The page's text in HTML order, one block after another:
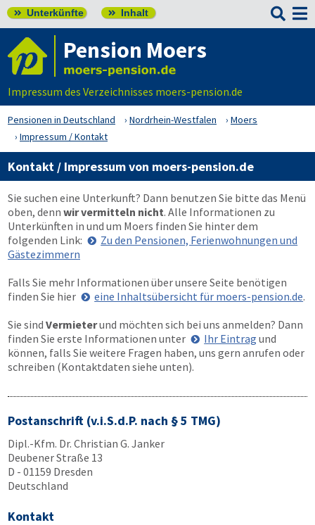
 Unterkünfte  Inhalt 
Pension Moers
Impressum des Verzeichnisses moers-pension.de
Pensionen in Deutschland Nordrhein-Westfalen
Moers
Impressum / Kontakt
Kontakt / Impressum von moers-pension.de
Sie suchen eine Unterkunft? Dann benutzen Sie bitte das Menü
oben, denn wir vermitteln nicht. Alle Informationen zu
Unterkünften in und um Moers finden Sie hinter dem
folgenden Link:
Zu den Pensionen, Ferienwohnungen und
Gästezimmern
Falls Sie mehr Informationen über unsere Seite benötigen
finden Sie hier
eine Inhaltsübersicht für moers-pension.de.
Sie sind Vermieterund möchten sich bei uns anmelden? Dann
finden Sie erste Informationen unter
Ihr Eintrag und
können, falls Sie weitere Fragen haben, uns gern anrufen oder
schreiben (Kontaktdaten siehe unten).
Postanschrift (v.i.S.d.P. nach § 5 TMG)
Dipl.-Kfm. Dr. Christian G. Janker
Deubener Straße 13
D - 01159 Dresden
Deutschland
Kontakt